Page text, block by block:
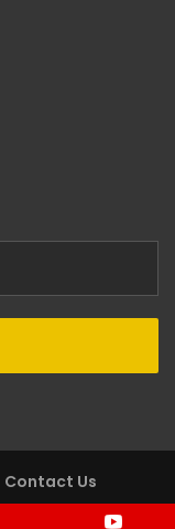
Contact Us
All rights reserved.